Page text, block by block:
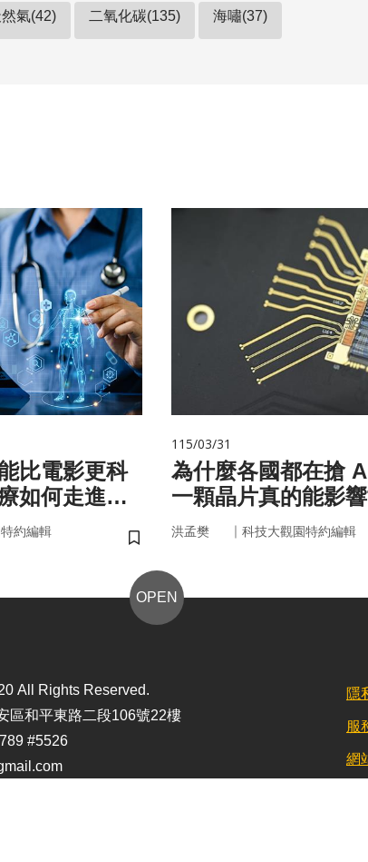
氣(42) 二氧化碳(135) 海嘯(37)
比電影更科
如何走進真
約編輯
儲存書籤
115/03/31
為什麼各國都在搶
一顆晶片真的能影
嗎？
洪孟樊 ｜ 科技大觀園特約編輯
OPEN
All Rights Reserved.
區和平東路二段106號22樓
#5526
隱
服
網